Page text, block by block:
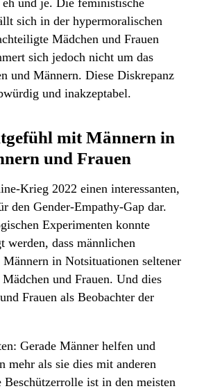
sich in der hypermoralischen
Mädchen und Frauen
sich jedoch nicht um das
und Männern. Diese Diskrepanz
und inakzeptabel.
mit Männern in
und Frauen
Krieg 2022 einen interessanten,
den Gender-Empathy-Gap dar.
Experimenten konnte
werden, dass männlichen
in Notsituationen seltener
und Frauen. Und dies
Frauen als Beobachter der
Gerade Männer helfen und
mehr als sie dies mit anderen
ist in den meisten